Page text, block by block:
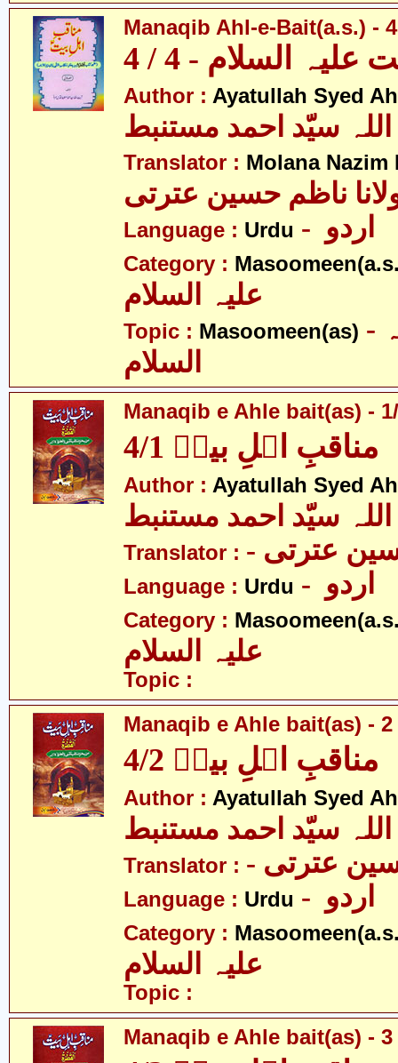
Manaqib Ahl-e-Bait(a.s.) -
السلام - 4 / 4
Author : Ayatullah Syed
سیّد احمد مستنبط
Translator : Molana Nazim
ناظم حسین عترتی
Language : Urdu
Category :
Topic : Masoomeen(as) - معصومین علیہ
السلام
Manaqib e Ahle bait(as) -
مناقبِ اہلِ بیتؑ 4/1
Author : Ayatullah Syed
سیّد احمد مستنبط
Translator : عترتی
Language : Urdu
Category :
Topic :
Manaqib e Ahle bait(as) -
مناقبِ اہلِ بیتؑ 4/2
Author : Ayatullah Syed
سیّد احمد مستنبط
Translator : عترتی
Language : Urdu
Category :
Topic :
Manaqib e Ahle bait(as) -